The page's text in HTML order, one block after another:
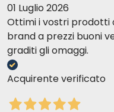
01 Luglio 2026
Ottimi i vostri prodotti
brand a prezzi buoni
graditi gli omaggi.
Acquirente verificato